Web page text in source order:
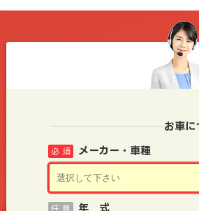
お車に
メーカー・車種
必 須
年 式
任 意